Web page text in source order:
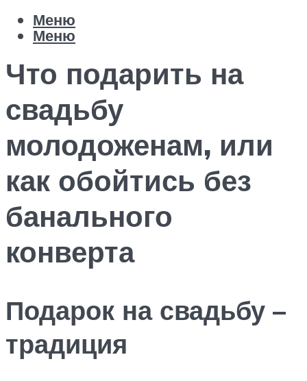
Меню
Меню
Что подарить на
свадьбу
молодоженам, или
как обойтись без
банального
конверта
Подарок на свадьбу –
традиция